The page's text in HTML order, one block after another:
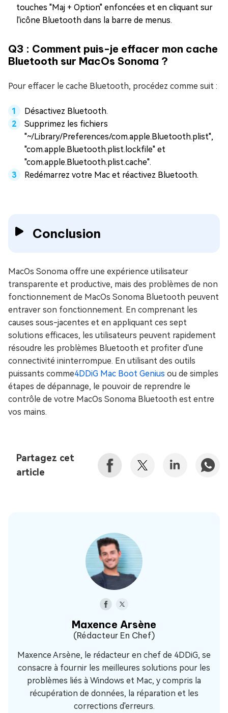
touches "Maj + Option" enfoncées et en cliquant sur
l'icône Bluetooth dans la barre de menus.
Q3 : Comment puis-je effacer mon cache
Bluetooth sur MacOs Sonoma ?
Pour effacer le cache Bluetooth, procédez comme suit :
Désactivez Bluetooth.
Supprimez les fichiers
"~/Library/Preferences/com.apple.Bluetooth.plist",
"com.apple.Bluetooth.plist.lockfile" et
"com.apple.Bluetooth.plist.cache".
Redémarrez votre Mac et réactivez Bluetooth.
Conclusion
MacOs Sonoma offre une expérience utilisateur
transparente et productive, mais des problèmes de non
fonctionnement de MacOs Sonoma Bluetooth peuvent
entraver son fonctionnement. En comprenant les
causes sous-jacentes et en appliquant ces sept
solutions efficaces, les utilisateurs peuvent rapidement
résoudre les problèmes Bluetooth et profiter d'une
connectivité ininterrompue. En utilisant des outils
puissants comme4DDiG Mac Boot Genius ou de simples
étapes de dépannage, le pouvoir de reprendre le
contrôle de votre MacOs Sonoma Bluetooth est entre
vos mains.
Partagez cet
article
Maxence Arsène
(Rédacteur En Chef)
Maxence Arsène, le rédacteur en chef de 4DDiG, se
consacre à fournir les meilleures solutions pour les
problèmes liés à Windows et Mac, y compris la
récupération de données, la réparation et les
corrections d'erreurs.